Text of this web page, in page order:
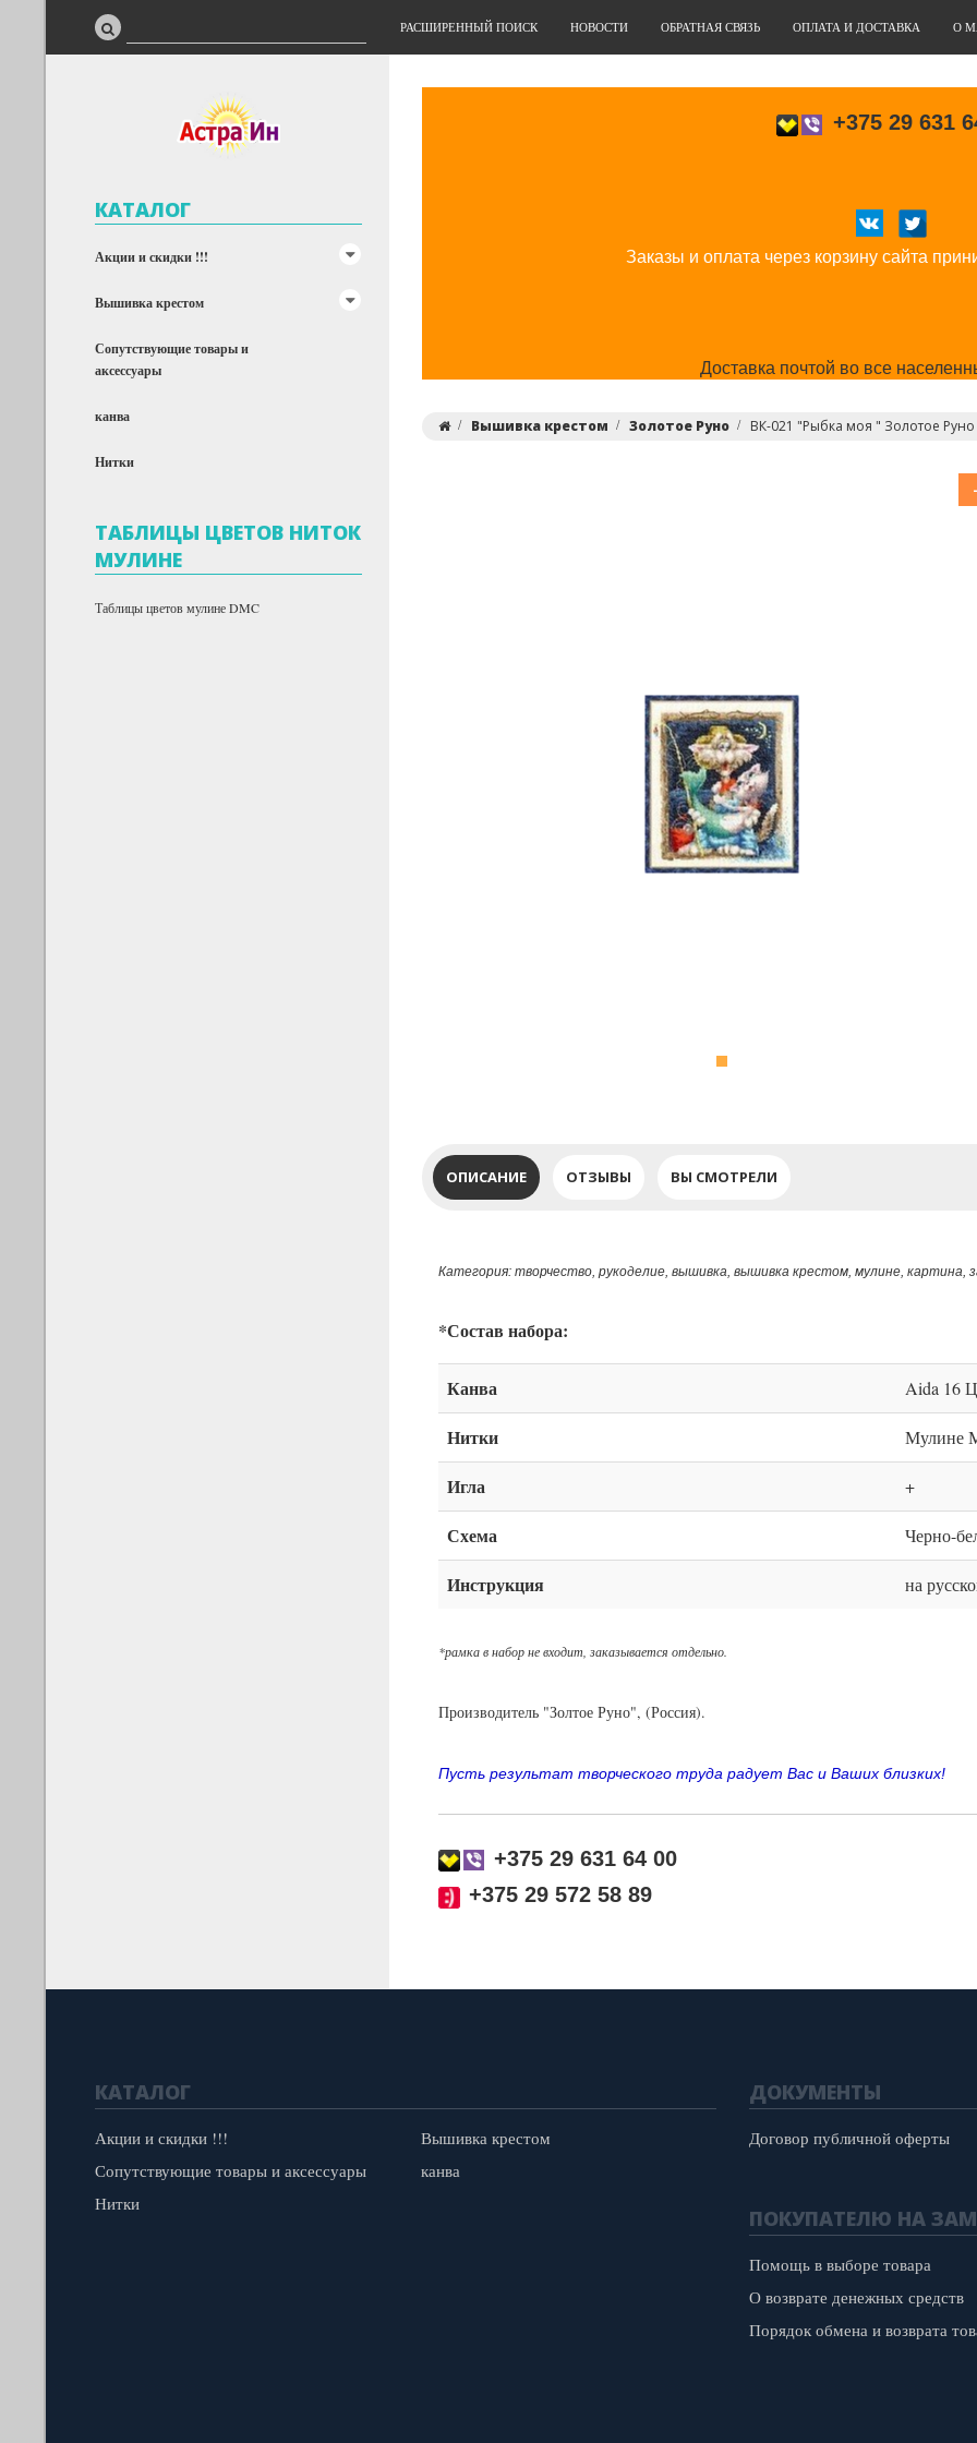
РАСШИРЕННЫЙ ПОИСК НОВОСТИ ОБРАТНАЯ СВЯЗЬ ОПЛАТА И ДОСТАВКА О
КАТАЛОГ
Акции и скидки !!!
Вышивка крестом
Сопутствующие товары и
аксессуары
канва
Нитки
ТАБЛИЦЫ ЦВЕТОВ НИТОК
МУЛИНЕ
Таблицы цветов мулине DMC
+375 29 631
Заказы и оплата через корзину сайта
Доставка почтой во все
Вышивка крестом Золотое Руно ВК-021 "Рыбка моя " Золотое Руно
ОПИСАНИЕ ОТЗЫВЫ ВЫ СМОТРЕЛИ
Категория: творчество, рукоделие, вышивка, вышивка крестом, мулине, картина,
*Состав набора:
Канва Aida 16
Нитки Мулине
Игла +
Схема Черно-
Инструкция на
*рамка в набор не входит, заказывается отдельно.
Производитель "Золтое Руно", (Россия).
Пусть результат творческого труда радует Вас и Ваших близких!
+375 29 631 64 00
+375 29 572 58 89
КАТАЛОГ
Акции и скидки !!!
Вышивка крестом
Сопутствующие товары и аксессуары
канва
Нитки
ДОКУМЕНТЫ
Договор публичной оферты
ПОКУПАТЕЛЮ НА
Помощь в выборе товара
О возврате денежных средств
Порядок обмена и возврата